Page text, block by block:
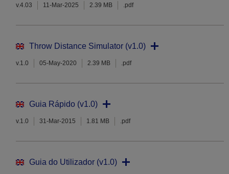
v.4.03 11-Mar-2025 2.39 MB .pdf
Throw Distance Simulator (v1.0)
v.1.0 05-May-2020 2.39 MB .pdf
Guia Rápido (v1.0)
v.1.0 31-Mar-2015 1.81 MB .pdf
Guia do Utilizador (v1.0)